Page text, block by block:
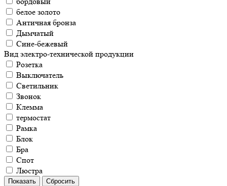
белое золото
Античная бронза
Дымчатый
Сине-бежевый
Вид электро-технической продукции
Розетка
Выключатель
Светильник
Звонок
Клемма
термостат
Рамка
Блок
Бра
Спот
Люстра